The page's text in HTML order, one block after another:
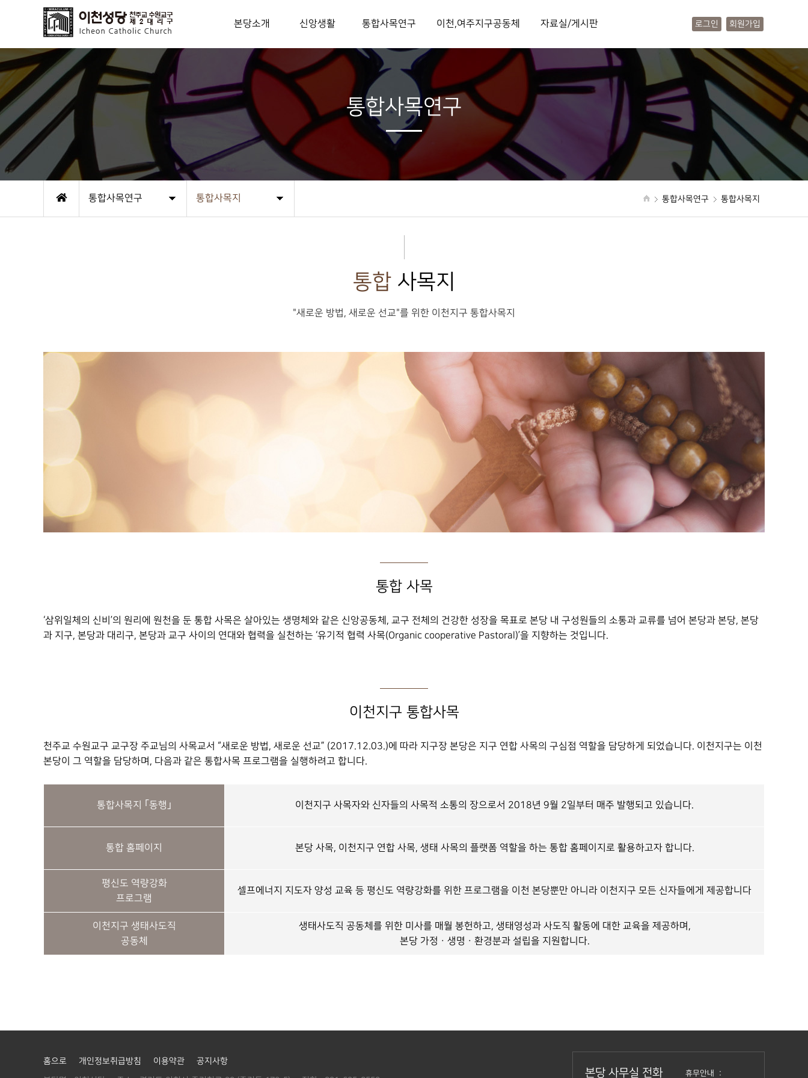
본당소개
사목방침
역대성직자/총회장
연혁
상임위원회
본당사무실안내
신앙생활
미사시간
입교안내
기본교리
매일미사
성사안내
예비자교리게시판
연령회공지게시판
통합사목연구
본당사목방문
본당사목
사회사목
통합사목지
통합사목 자료실
교회영성
이천,여주지구공동체
이천소속본당
성지
시설 및 기관
교육기관
교우와 거래해요
이천,여주지구공동체게시판
자료실/게시판
동영상앨범
문서자료
질문답변
로그인 회원가입
통합사목연구 통합사목지 통합사목연구 통합사목지
통합사목연구
통합 사목지
"새로운 방법, 새로운 선교"를 위한 이천지구 통합사목지
통합 사목
‘삼위일체의 신비’의 원리에 원천을 둔 통합 사목은 살아있는 생명체와 같은 신앙공동체, 교구 전체의 건강한 성장을 목표로 본당 내 구성원들의 소통과 교류를 넘어 본당과 본당, 본당
과 지구, 본당과 대리구, 본당과 교구 사이의 연대와 협력을 실천하는 ‘유기적 협력 사목(Organic cooperative Pastoral)’을 지향하는 것입니다.
이천지구 통합사목
천주교 수원교구 교구장 주교님의 사목교서 “새로운 방법, 새로운 선교” (2017.12.03.)에 따라 지구장 본당은 지구 연합 사목의 구심점 역할을 담당하게 되었습니다. 이천지구는 이천
본당이 그 역할을 담당하며, 다음과 같은 통합사목 프로그램을 실행하려고 합니다.
통합사목지 ｢동행｣ 이천지구 사목자와 신자들의 사목적 소통의 장으로서 2018년 9월 2일부터 매주 발행되고 있습니다.
통합 홈페이지 본당 사목, 이천지구 연합 사목, 생태 사목의 플랫폼 역할을 하는 통합 홈페이지로 활용하고자 합니다.
평신도 역량강화
프로그램
셀프에너지 지도자 양성 교육 등 평신도 역량강화를 위한 프로그램을 이천 본당뿐만 아니라 이천지구 모든 신자들에게 제공합니다
이천지구 생태사도직
공동체
생태사도직 공동체를 위한 미사를 매월 봉헌하고, 생태영성과 사도직 활동에 대한 교육을 제공하며,
본당 가정ㆍ생명ㆍ환경분과 설립을 지원합니다.
홈으로 개인정보취급방침 이용약관 공지사항
본당 사무실 전화 휴무안내 :